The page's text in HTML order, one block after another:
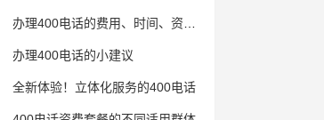
办理400电话的小建议
全新体验！立体化服务的400电话